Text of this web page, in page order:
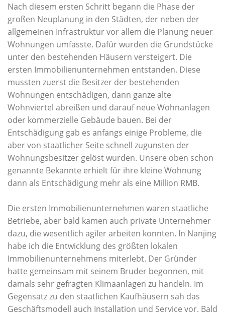
Nach diesem ersten Schritt begann die Phase der
großen Neuplanung in den Städten, der neben der
allgemeinen Infrastruktur vor allem die Planung neuer
Wohnungen umfasste. Dafür wurden die Grundstücke
unter den bestehenden Häusern versteigert. Die
ersten Immobilienunternehmen entstanden. Diese
mussten zuerst die Besitzer der bestehenden
Wohnungen entschädigen, dann ganze alte
Wohnviertel abreißen und darauf neue Wohnanlagen
oder kommerzielle Gebäude bauen. Bei der
Entschädigung gab es anfangs einige Probleme, die
aber von staatlicher Seite schnell zugunsten der
Wohnungsbesitzer gelöst wurden. Unsere oben schon
genannte Bekannte erhielt für ihre kleine Wohnung
dann als Entschädigung mehr als eine Million RMB.
Die ersten Immobilienunternehmen waren staatliche
Betriebe, aber bald kamen auch private Unternehmer
dazu, die wesentlich agiler arbeiten konnten. In Nanjing
habe ich die Entwicklung des größten lokalen
Immobilienunternehmens miterlebt. Der Gründer
hatte gemeinsam mit seinem Bruder begonnen, mit
damals sehr gefragten Klimaanlagen zu handeln. Im
Gegensatz zu den staatlichen Kaufhäusern sah das
Geschäftsmodell auch Installation und Service vor. Bald